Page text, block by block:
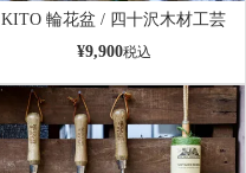
KITO 輪花盆 / 四十沢木材工芸
¥9,900税込